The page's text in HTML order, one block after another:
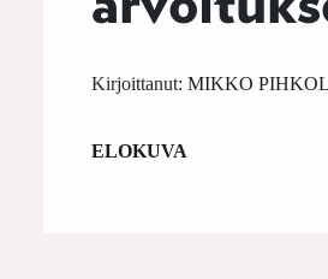
Kirjoittanut: MIKKO
ELOKUVA